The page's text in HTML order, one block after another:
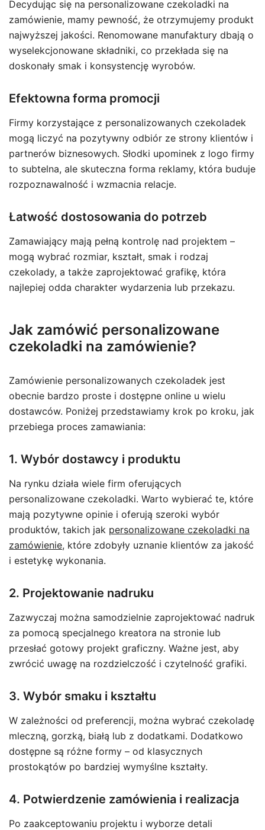
Decydując się na personalizowane czekoladki na
zamówienie, mamy pewność, że otrzymujemy produkt
najwyższej jakości. Renomowane manufaktury dbają o
wyselekcjonowane składniki, co przekłada się na
doskonały smak i konsystencję wyrobów.
Efektowna forma promocji
Firmy korzystające z personalizowanych czekoladek
mogą liczyć na pozytywny odbiór ze strony klientów i
partnerów biznesowych. Słodki upominek z logo firmy
to subtelna, ale skuteczna forma reklamy, która buduje
rozpoznawalność i wzmacnia relacje.
Łatwość dostosowania do potrzeb
Zamawiający mają pełną kontrolę nad projektem –
mogą wybrać rozmiar, kształt, smak i rodzaj
czekolady, a także zaprojektować grafikę, która
najlepiej odda charakter wydarzenia lub przekazu.
Jak zamówić personalizowane
czekoladki na zamówienie?
Zamówienie personalizowanych czekoladek jest
obecnie bardzo proste i dostępne online u wielu
dostawców. Poniżej przedstawiamy krok po kroku, jak
przebiega proces zamawiania:
1. Wybór dostawcy i produktu
Na rynku działa wiele firm oferujących
personalizowane czekoladki. Warto wybierać te, które
mają pozytywne opinie i oferują szeroki wybór
produktów, takich jak personalizowane czekoladki na
zamówienie, które zdobyły uznanie klientów za jakość
i estetykę wykonania.
2. Projektowanie nadruku
Zazwyczaj można samodzielnie zaprojektować nadruk
za pomocą specjalnego kreatora na stronie lub
przesłać gotowy projekt graficzny. Ważne jest, aby
zwrócić uwagę na rozdzielczość i czytelność grafiki.
3. Wybór smaku i kształtu
W zależności od preferencji, można wybrać czekoladę
mleczną, gorzką, białą lub z dodatkami. Dodatkowo
dostępne są różne formy – od klasycznych
prostokątów po bardziej wymyślne kształty.
4. Potwierdzenie zamówienia i realizacja
Po zaakceptowaniu projektu i wyborze detali